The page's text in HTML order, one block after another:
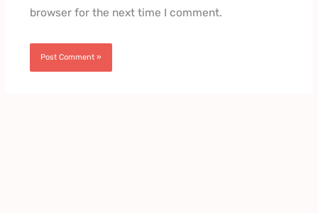
browser for the next time I comment.